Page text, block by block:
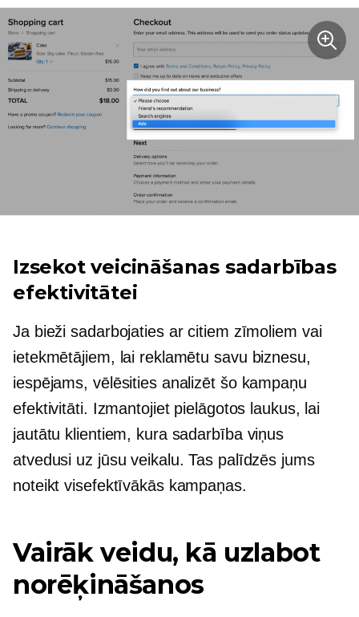
Izsekot veicināšanas sadarbības
efektivitātei
Ja bieži sadarbojaties ar citiem zīmoliem vai
ietekmētājiem, lai reklamētu savu biznesu,
iespējams, vēlēsities analizēt šo kampaņu
efektivitāti. Izmantojiet pielāgotos laukus, lai
jautātu klientiem, kura sadarbība viņus
atvedusi uz jūsu veikalu. Tas palīdzēs jums
noteikt visefektīvākās kampaņas.
Vairāk veidu, kā uzlabot
norēķināšanos